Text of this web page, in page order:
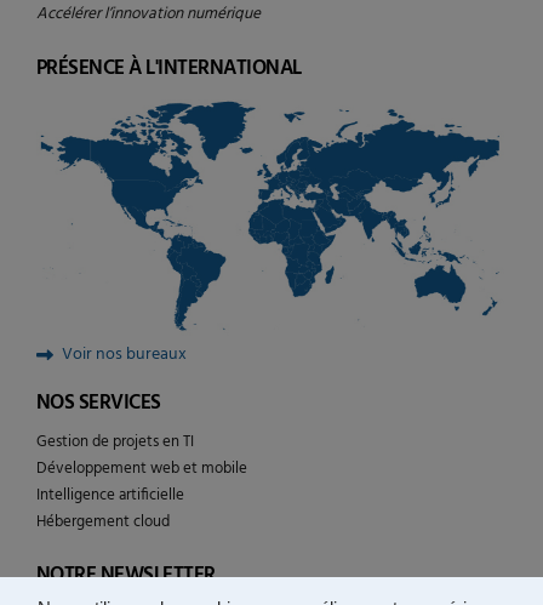
Accélérer l’innovation numérique
PRÉSENCE À L'INTERNATIONAL
Voir nos bureaux
NOS SERVICES
Gestion de projets en TI
Développement web et mobile
Intelligence artificielle
Hébergement cloud
NOTRE NEWSLETTER